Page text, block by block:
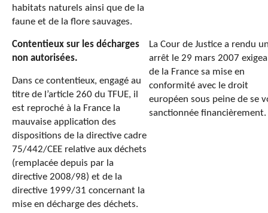
habitats naturels ainsi que de la
faune et de la flore sauvages.
Contentieux sur les décharges
non autorisées.
Dans ce contentieux, engagé au
titre de l’article 260 du TFUE, il
est reproché à la France la
mauvaise application des
dispositions de la directive cadre
75/442/CEE relative aux déchets
(remplacée depuis par la
directive 2008/98) et de la
directive 1999/31 concernant la
mise en décharge des déchets.
La Cour de Justice a rendu
arrêt le 29 mars 2007
de la France sa mise en
conformité avec le droit
européen sous peine de se
sanctionnée financièrement.